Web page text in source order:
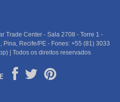
Trade Center - Sala 2708 - Torre 1 -
Recife/PE - Fones: +55 (81) 3033
| Todos os direitos reservados